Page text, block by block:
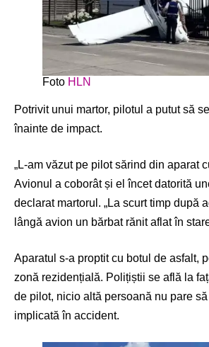
Foto HLN
Potrivit unui martor, pilotul a putut să
înainte de impact.
„L-am văzut pe pilot sărind din aparat
Avionul a coborât și el încet datorită
declarat martorul. „La scurt timp după
lângă avion un bărbat rănit aflat în
Aparatul s-a proptit cu botul de asfalt,
zonă rezidențială. Polițiștii se află la
de pilot, nicio altă persoană nu pare
implicată în accident.